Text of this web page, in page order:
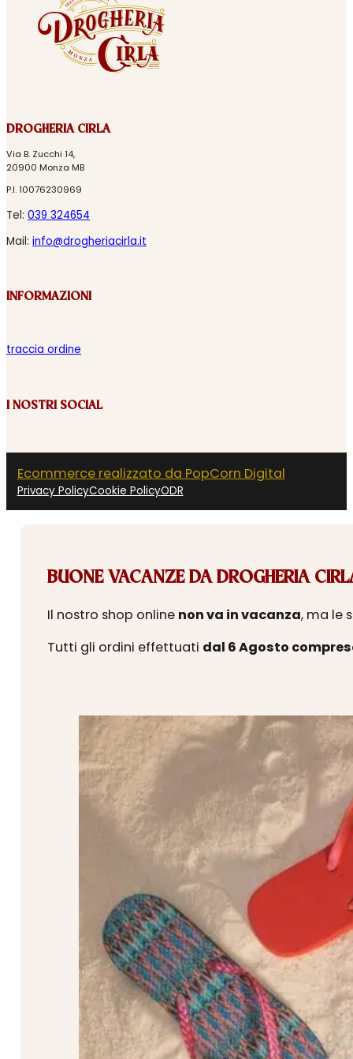
DROGHERIA CIRLA
Via B. Zucchi 14,
20900 Monza MB
P.I. 10076230969
Tel: 039 324654
Mail: info@drogheriacirla.it
INFORMAZIONI
traccia ordine
I NOSTRI SOCIAL
Ecommerce realizzato da PopCorn Digital
Privacy PolicyCookie PolicyODR
BUONE VACANZE DA DROGHERIA
Il nostro shop online non va in vacanza, ma le
Tutti gli ordini effettuati dal 6 Agosto